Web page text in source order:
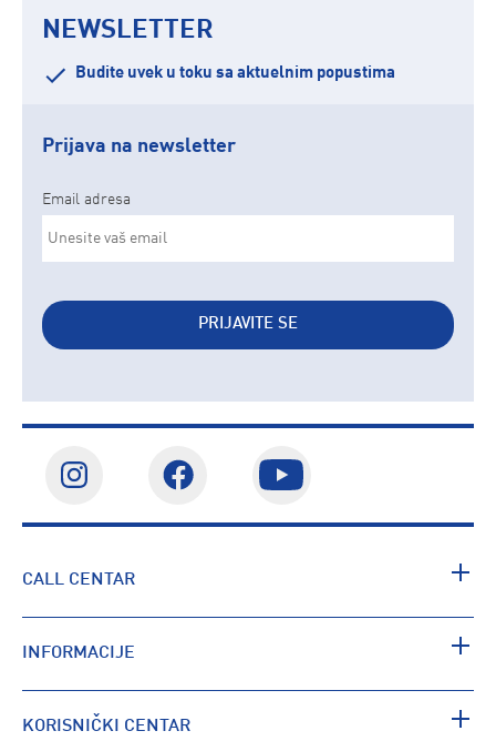
NEWSLETTER
Budite uvek u toku sa aktuelnim popustima
Prijava na newsletter
Email adresa
PRIJAVITE SE
CALL CENTAR
INFORMACIJE
KORISNIČKI CENTAR